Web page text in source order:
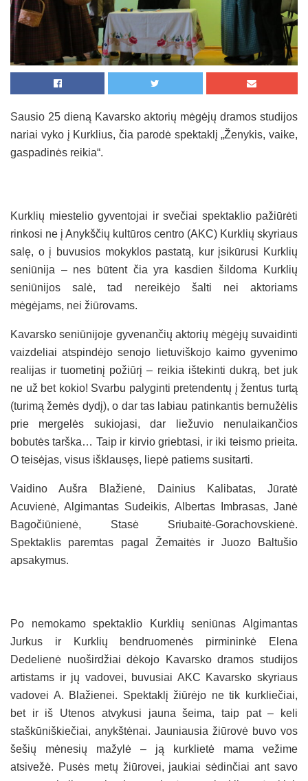
Sausio 25 dieną Kavarsko aktorių mėgėjų dramos studijos
nariai vyko į Kurklius, čia parodė spektaklį „Ženykis, vaike,
gaspadinės reikia“.
Kurklių miestelio gyventojai ir svečiai spektaklio pažiūrėti
rinkosi ne į Anykščių kultūros centro (AKC) Kurklių skyriaus
salę, o į buvusios mokyklos pastatą, kur įsikūrusi Kurklių
seniūnija – nes būtent čia yra kasdien šildoma Kurklių
seniūnijos salė, tad nereikėjo šalti nei aktoriams
mėgėjams, nei žiūrovams.
Kavarsko seniūnijoje gyvenančių aktorių mėgėjų suvaidinti
vaizdeliai atspindėjo senojo lietuviškojo kaimo gyvenimo
realijas ir tuometinį požiūrį – reikia ištekinti dukrą, bet juk
ne už bet kokio! Svarbu palyginti pretendentų į žentus turtą
(turimą žemės dydį), o dar tas labiau patinkantis bernužėlis
prie mergelės sukiojasi, dar liežuvio nenulaikančios
bobutės tarška… Taip ir kirvio griebtasi, ir iki teismo prieita.
O teisėjas, visus išklausęs, liepė patiems susitarti.
Vaidino Aušra Blažienė, Dainius Kalibatas, Jūratė
Acuvienė, Algimantas Sudeikis, Albertas Imbrasas, Janė
Bagočiūnienė, Stasė Sriubaitė-Gorachovskienė.
Spektaklis paremtas pagal Žemaitės ir Juozo Baltušio
apsakymus.
Po nemokamo spektaklio Kurklių seniūnas Algimantas
Jurkus ir Kurklių bendruomenės pirmininkė Elena
Dedelienė nuoširdžiai dėkojo Kavarsko dramos studijos
artistams ir jų vadovei, buvusiai AKC Kavarsko skyriaus
vadovei A. Blažienei. Spektaklį žiūrėjo ne tik kurkliečiai,
bet ir iš Utenos atvykusi jauna šeima, taip pat – keli
staškūniškiečiai, anykštėnai. Jauniausia žiūrovė buvo vos
šešių mėnesių mažylė – ją kurklietė mama vežime
atsivežė. Pusės metų žiūrovei, jaukiai sėdinčiai ant savo